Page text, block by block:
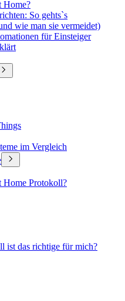
Home?
So gehts`s
wie man sie vermeidet)
für Einsteiger
im Vergleich
Home Protokoll?
ist das richtige für mich?